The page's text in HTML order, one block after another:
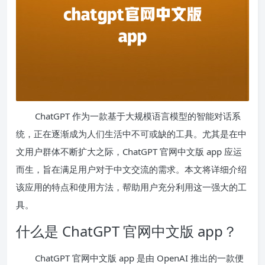
ChatGPT 作为一款基于大规模语言模型的智能对话系
统，正在逐渐成为人们生活中不可或缺的工具。尤其是在中
文用户群体不断扩大之际，ChatGPT 官网中文版 app 应运
而生，旨在满足用户对于中文交流的需求。本文将详细介绍
该应用的特点和使用方法，帮助用户充分利用这一强大的工
具。
什么是 ChatGPT 官网中文版 app？
ChatGPT 官网中文版 app 是由 OpenAI 推出的一款便